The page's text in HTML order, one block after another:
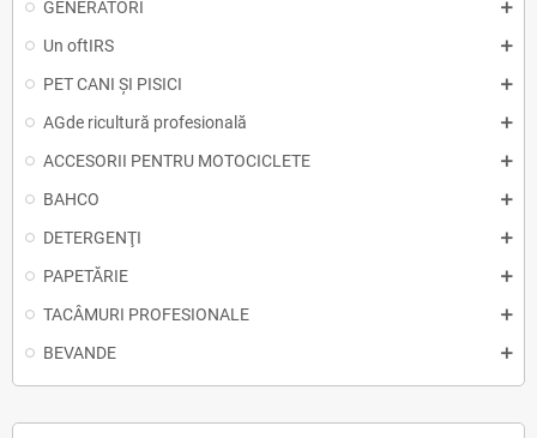
GENERATORI
Un oftIRS
PET CANI ȘI PISICI
AGde ricultură profesională
ACCESORII PENTRU MOTOCICLETE
BAHCO
DETERGENŢI
PAPETĂRIE
TACÂMURI PROFESIONALE
BEVANDE